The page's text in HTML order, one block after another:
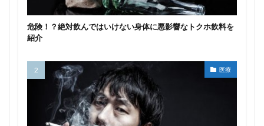
危険！？絶対飲んではいけない身体に悪影響なトクホ飲料を
紹介
医療